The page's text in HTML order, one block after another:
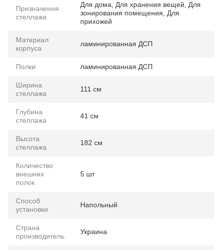
Призначення
стеллажа
Для дома, Для хранения вещей, Для
зонирования помещения, Для
прихожей
Материал
корпуса
ламинированная ДСП
Полки ламинированная ДСП
Ширина
стеллажа
111 см
Глубина
стеллажа
41 см
Высота
стеллажа
182 см
Количество
внешних
полок
5 шт
Способ
установки
Напольный
Страна
производитель
Украина